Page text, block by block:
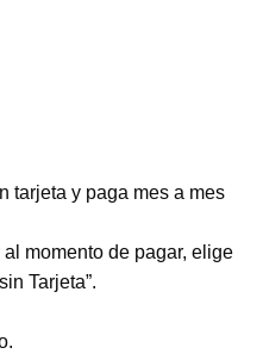
tarjeta y paga mes a mes
momento de pagar, elige
Tarjeta”.